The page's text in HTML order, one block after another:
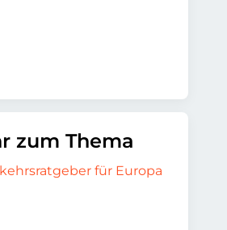
zum Thema
für Europa